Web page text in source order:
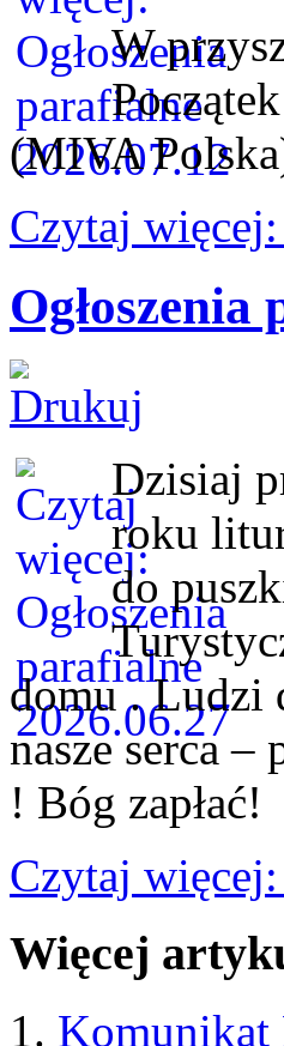
W
(MIVA
Czytaj
Ogłoszenia
Dzisiaj
roku
do
domu . Ludzi
nasze serca –
! Bóg zapłać!
Czytaj
Więcej
Komunikat